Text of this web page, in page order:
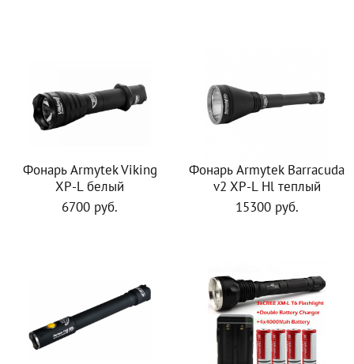
Фонарь Armytek Viking
XP-L белый
6700 руб.
Фонарь Armytek Barracuda
v2 XP-L Hl теплый
15300 руб.